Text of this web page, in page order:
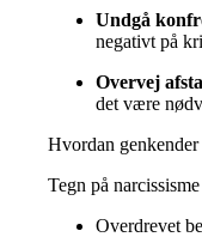
Undgå
negativt på
Overvej
det være
Hvordan genkender
Tegn på
Overdrevet